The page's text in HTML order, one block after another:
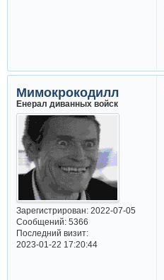
Мимокрокодилл
Енерал диванных войск
Зарегистрирован: 2022-07-05
Сообщений:5366
Последний визит:
2023-01-22 17:20:44